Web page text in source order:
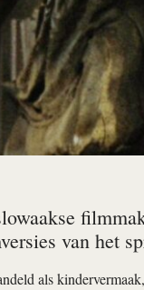
van het
als kindervermaak,